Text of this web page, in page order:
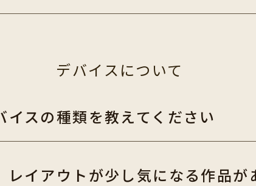
デバイスについて
イスの種類を教えてください
レイアウトが少し気になる作品が